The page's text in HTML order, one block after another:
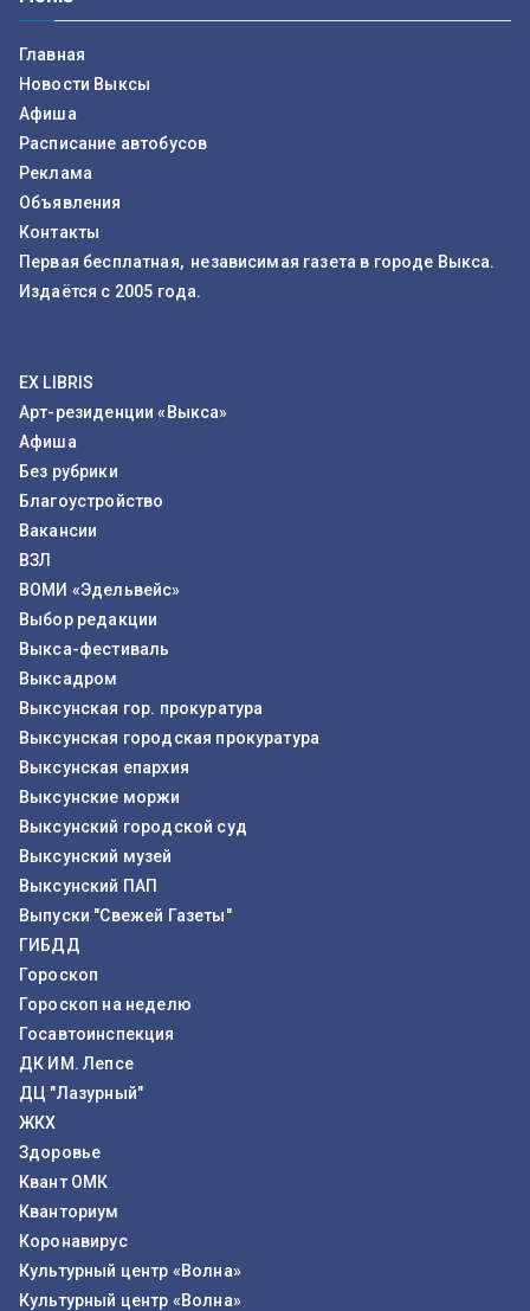
Главная
Новости Выксы
Афиша
Расписание автобусов
Реклама
Объявления
Контакты
Первая бесплатная, независимая газета в городе Выкса.
Издаётся с 2005 года.
EX LIBRIS
Арт-резиденции «Выкса»
Афиша
Без рубрики
Благоустройство
Вакансии
ВЗЛ
ВОМИ «Эдельвейс»
Выбор редакции
Выкса-фестиваль
Выксадром
Выксунская гор. прокуратура
Выксунская городская прокуратура
Выксунская епархия
Выксунские моржи
Выксунский городской суд
Выксунский музей
Выксунский ПАП
Выпуски "Свежей Газеты"
ГИБДД
Гороскоп
Гороскоп на неделю
Госавтоинспекция
ДК ИМ. Лепсе
ДЦ "Лазурный"
ЖКХ
Здоровье
Квант ОМК
Кванториум
Коронавирус
Культурный центр «Волна»
Культурный центр «Волна»